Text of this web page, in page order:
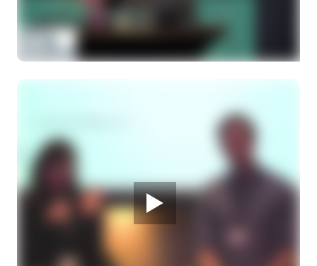
28 MAART 2026
Melanoom Infodag
Lopende en nieuwe studies bij de behandeling
Dr. T.H.K. Vu, oogarts